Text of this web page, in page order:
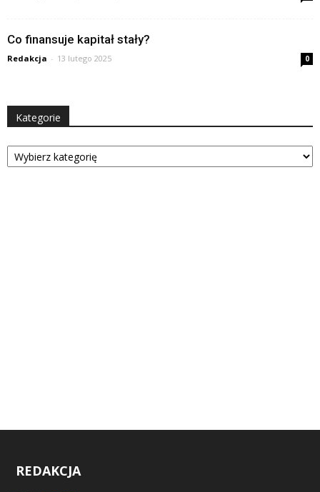
Co finansuje kapitał stały?
Redakcja - 13 lutego 2025 0
Kategorie
Kategorie
REDAKCJA